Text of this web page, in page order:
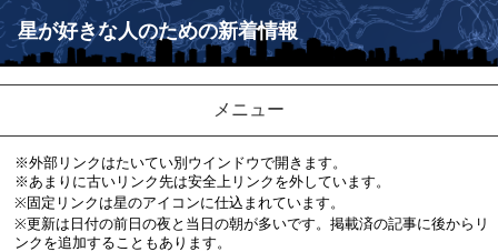
星が好きな人のための新着情報
メニュー
※外部リンクはたいてい別ウインドウで開きます。
※あまりに古いリンク先は安全上リンクを外しています。
※固定リンクは星のアイコンに仕込まれています。
※更新は日付の前日の夜と当日の朝が多いです。掲載済の記事に後からリ
ンクを追加することもあります。